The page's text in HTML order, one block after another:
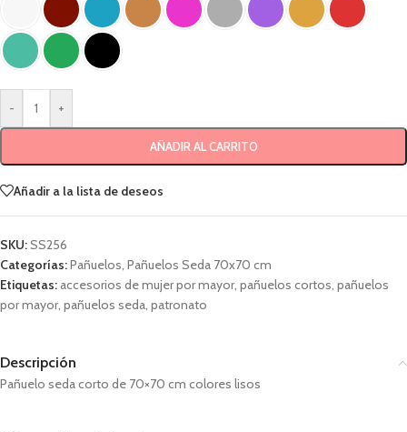
- +
AÑADIR AL CARRITO
Añadir a la lista de deseos
SKU:SS256
Categorías:Pañuelos, Pañuelos Seda 70x70 cm
Etiquetas: accesorios de mujer por mayor, pañuelos cortos, pañuelos
por mayor, pañuelos seda, patronato
Descripción
Pañuelo seda corto de 70×70 cm colores lisos